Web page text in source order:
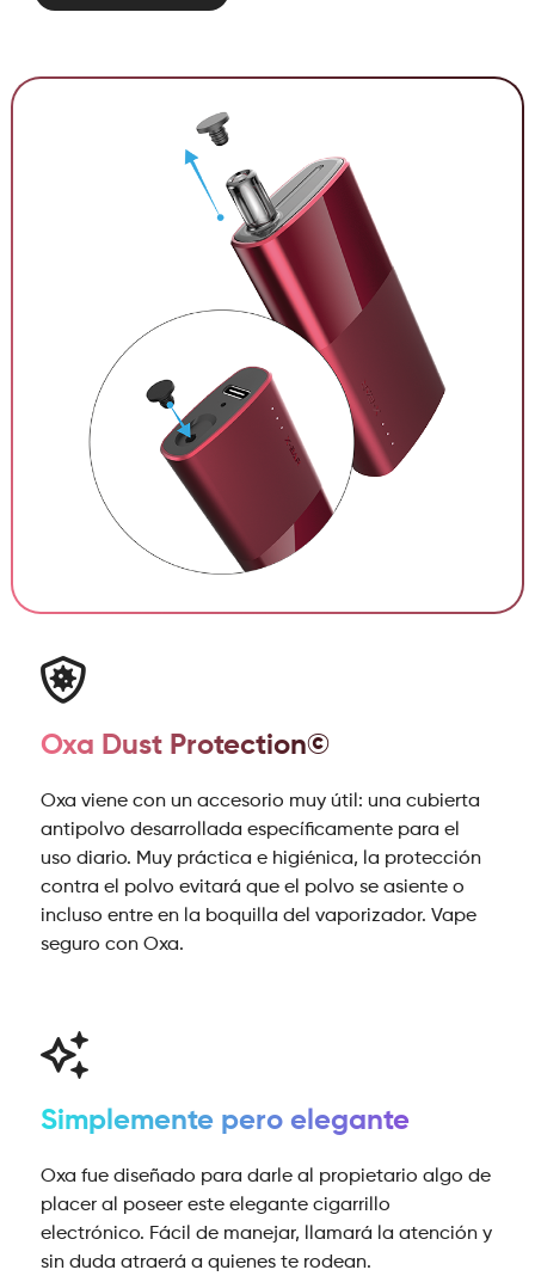
Oxa Dust Protection©
Oxa viene con un accesorio muy útil: una cubierta
antipolvo desarrollada específicamente para el
uso diario. Muy práctica e higiénica, la protección
contra el polvo evitará que el polvo se asiente o
incluso entre en la boquilla del vaporizador. Vape
seguro con Oxa.
Simplemente pero elegante
Oxa fue diseñado para darle al propietario algo de
placer al poseer este elegante cigarrillo
electrónico. Fácil de manejar, llamará la atención y
sin duda atraerá a quienes te rodean.